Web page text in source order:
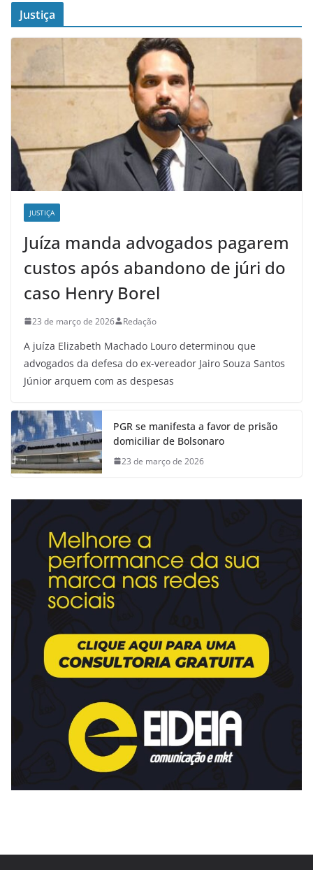
Justiça
JUSTIÇA
Juíza manda advogados pagarem
custos após abandono de júri do
caso Henry Borel
23 de março de 2026 Redação
A juíza Elizabeth Machado Louro determinou que
advogados da defesa do ex-vereador Jairo Souza Santos
Júnior arquem com as despesas
PGR se manifesta a favor de prisão
domiciliar de Bolsonaro
23 de março de 2026